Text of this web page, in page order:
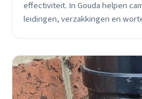
effectiviteit. In Gouda helpen
leidingen, verzakkingen en